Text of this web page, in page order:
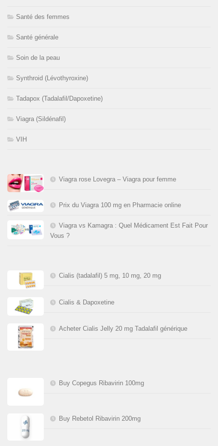
Santé des femmes
Santé générale
Soin de la peau
Synthroid (Lévothyroxine)
Tadapox (Tadalafil/Dapoxetine)
Viagra (Sildénafil)
VIH
Viagra rose Lovegra – Viagra pour femme
Prix du Viagra 100 mg en Pharmacie online
Viagra vs Kamagra : Quel Médicament Est Fait Pour
Vous ?
Cialis (tadalafil) 5 mg, 10 mg, 20 mg
Cialis & Dapoxetine
Acheter Cialis Jelly 20 mg Tadalafil générique
Buy Copegus Ribavirin 100mg
Buy Rebetol Ribavirin 200mg